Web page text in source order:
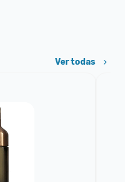
Ver todas